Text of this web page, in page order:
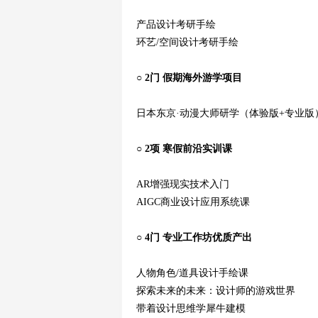
产品设计考研手绘
环艺/空间设计考研手绘
○ 2门 假期海外游学项目
日本东京·动漫大师研学（体验版+专业版
○ 2项 寒假前沿实训课
AR增强现实技术入门
AIGC商业设计应用系统课
○ 4门 专业工作坊优质产出
人物角色/道具设计手绘课
探索未来的未来：设计师的游戏世界
带着设计思维学犀牛建模